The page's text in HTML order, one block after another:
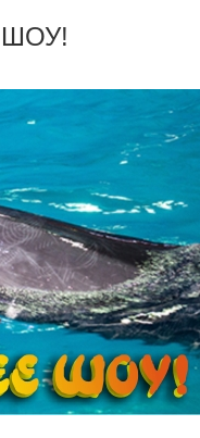
ШОУ!